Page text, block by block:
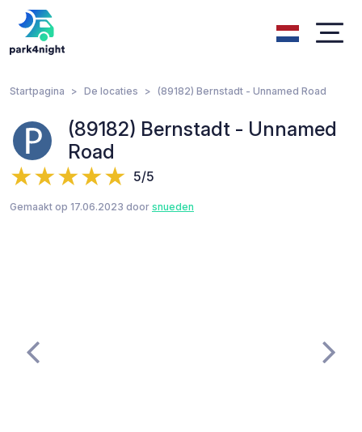
Startpagina De locaties (89182) Bernstadt - Unnamed Road
(89182) Bernstadt - Unnamed
Road
5/5
Gemaakt op 17.06.2023 door snueden